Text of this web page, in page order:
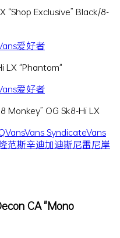
“Shop Exclusive” Black/8-
LX "Phantom"
Monkey” OG Sk8-Hi LX
VansVans SyndicateVans
范斯辛迪加迪斯尼雷尼岸
CA "Mono